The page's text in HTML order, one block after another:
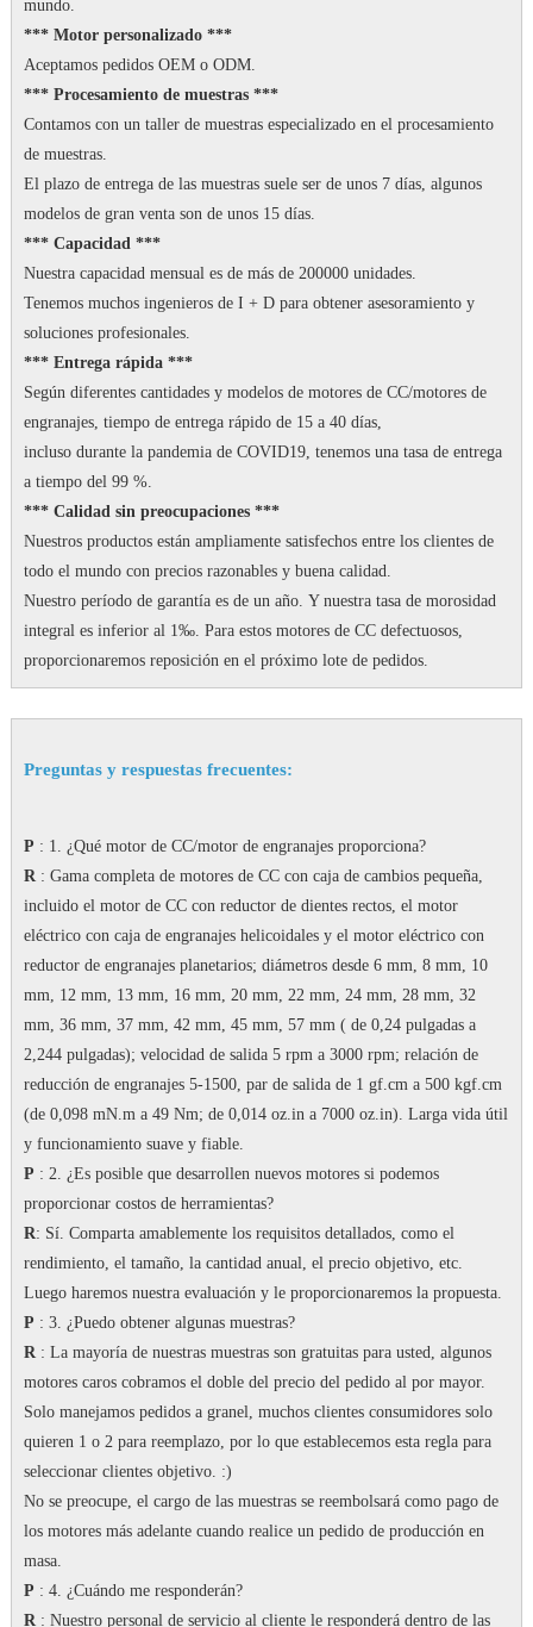
mundo.
*** Motor personalizado ***
Aceptamos pedidos OEM o ODM.
*** Procesamiento de muestras ***
Contamos con un taller de muestras especializado en el procesamiento
de muestras.
El plazo de entrega de las muestras suele ser de unos 7 días, algunos
modelos de gran venta son de unos 15 días.
*** Capacidad ***
Nuestra capacidad mensual es de más de 200000 unidades.
Tenemos muchos ingenieros de I + D para obtener asesoramiento y
soluciones profesionales.
*** Entrega rápida ***
Según diferentes cantidades y modelos de motores de CC/motores de
engranajes, tiempo de entrega rápido de 15 a 40 días,
incluso durante la pandemia de COVID19, tenemos una tasa de entrega
a tiempo del 99 %.
*** Calidad sin preocupaciones ***
Nuestros productos están ampliamente satisfechos entre los clientes de
todo el mundo con precios razonables y buena calidad.
Nuestro período de garantía es de un año. Y nuestra tasa de morosidad
integral es inferior al 1‰. Para estos motores de CC defectuosos,
proporcionaremos reposición en el próximo lote de pedidos.
Preguntas y respuestas frecuentes:
P : 1. ¿Qué motor de CC/motor de engranajes proporciona?
R: Gama completa de motores de CC con caja de cambios pequeña,
incluido el motor de CC con reductor de dientes rectos, el motor
eléctrico con caja de engranajes helicoidales y el motor eléctrico con
reductor de engranajes planetarios; diámetros desde 6 mm, 8 mm, 10
mm, 12 mm, 13 mm, 16 mm, 20 mm, 22 mm, 24 mm, 28 mm, 32
mm, 36 mm, 37 mm, 42 mm, 45 mm, 57 mm ( de 0,24 pulgadas a
2,244 pulgadas); velocidad de salida 5 rpm a 3000 rpm; relación de
reducción de engranajes 5-1500, par de salida de 1 gf.cm a 500 kgf.cm
(de 0,098 mN.m a 49 Nm; de 0,014 oz.in a 7000 oz.in). Larga vida útil
y funcionamiento suave y fiable.
P : 2. ¿Es posible que desarrollen nuevos motores si podemos
proporcionar costos de herramientas?
R: Sí. Comparta amablemente los requisitos detallados, como el
rendimiento, el tamaño, la cantidad anual, el precio objetivo, etc.
Luego haremos nuestra evaluación y le proporcionaremos la propuesta.
P : 3. ¿Puedo obtener algunas muestras?
R: La mayoría de nuestras muestras son gratuitas para usted, algunos
motores caros cobramos el doble del precio del pedido al por mayor.
Solo manejamos pedidos a granel, muchos clientes consumidores solo
quieren 1 o 2 para reemplazo, por lo que establecemos esta regla para
seleccionar clientes objetivo. :)
No se preocupe, el cargo de las muestras se reembolsará como pago de
los motores más adelante cuando realice un pedido de producción en
masa.
P : 4. ¿Cuándo me responderán?
R: Nuestro personal de servicio al cliente le responderá dentro de las